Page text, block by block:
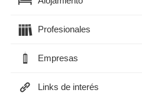
Profesionales
Empresas
Links de interés